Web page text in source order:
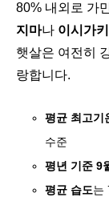
80% 내외로 가
지마나 이시가
햇살은 여전히
랑합니다.
평균 최고기
수준
평년 기준 9
평균 습도는